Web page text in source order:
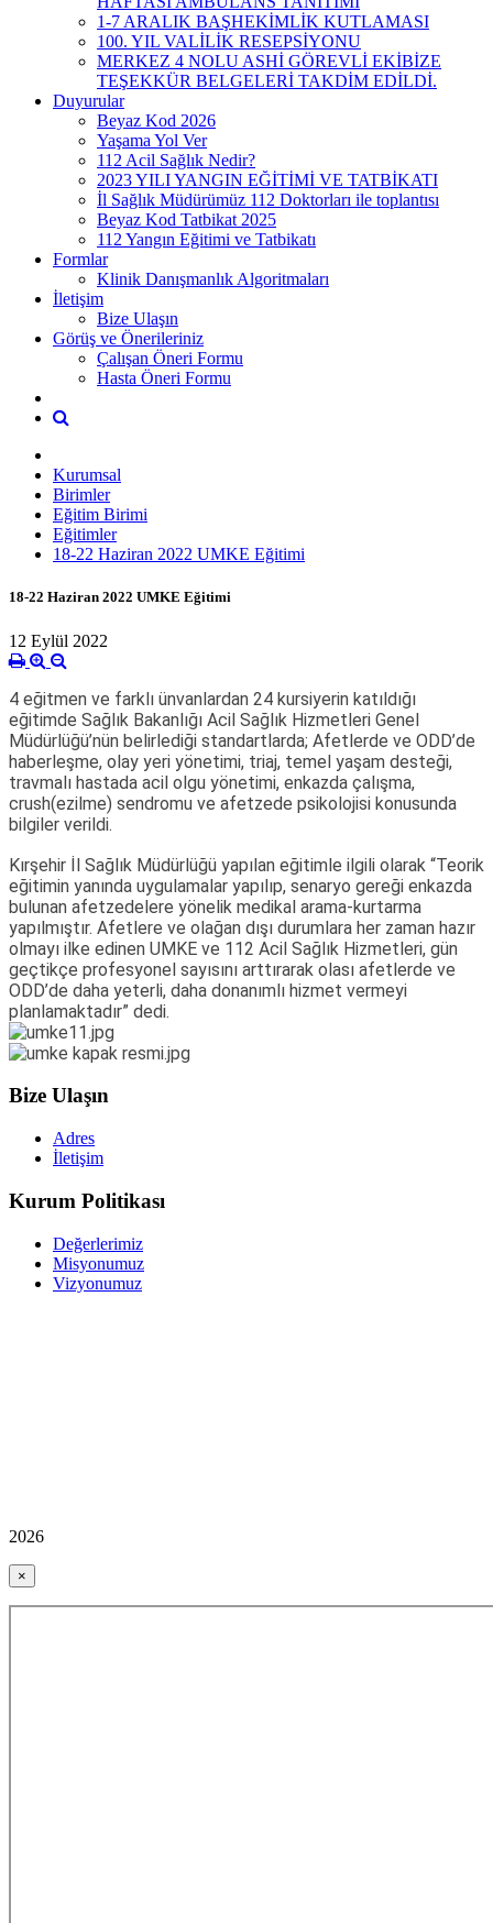
1-7 ARALIK BAŞHEKİMLİK KUTLAMASI
100. YIL VALİLİK RESEPSİYONU
MERKEZ 4 NOLU ASHİ GÖREVLİ EKİBİZE
TEŞEKKÜR BELGELERİ TAKDİM EDİLDİ.
Duyurular
Beyaz Kod 2026
Yaşama Yol Ver
112 Acil Sağlık Nedir?
2023 YILI YANGIN EĞİTİMİ VE TATBİKATI
İl Sağlık Müdürümüz 112 Doktorları ile toplantısı
Beyaz Kod Tatbikat 2025
112 Yangın Eğitimi ve Tatbikatı
Formlar
Klinik Danışmanlık Algoritmaları
İletişim
Bize Ulaşın
Görüş ve Önerileriniz
Çalışan Öneri Formu
Hasta Öneri Formu
Kurumsal
Birimler
Eğitim Birimi
Eğitimler
18-22 Haziran 2022 UMKE Eğitimi
18-22 Haziran 2022 UMKE Eğitimi
12 Eylül 2022
4 eğitmen ve farklı ünvanlardan 24 kursiyerin katıldığı
eğitimde Sağlık Bakanlığı Acil Sağlık Hizmetleri Genel
Müdürlüğü’nün belirlediği standartlarda; Afetlerde ve ODD’de
haberleşme, olay yeri yönetimi, triaj, temel yaşam desteği,
travmalı hastada acil olgu yönetimi, enkazda çalışma,
crush(ezilme) sendromu ve afetzede psikolojisi konusunda
bilgiler verildi.
Kırşehir İl Sağlık Müdürlüğü yapılan eğitimle ilgili olarak “Teorik
eğitimin yanında uygulamalar yapılıp, senaryo gereği enkazda
bulunan afetzedelere yönelik medikal arama-kurtarma
yapılmıştır. Afetlere ve olağan dışı durumlara her zaman hazır
olmayı ilke edinen UMKE ve 112 Acil Sağlık Hizmetleri, gün
geçtikçe profesyonel sayısını arttırarak olası afetlerde ve
ODD’de daha yeterli, daha donanımlı hizmet vermeyi
planlamaktadır” dedi.
Bize Ulaşın
Adres
İletişim
Kurum Politikası
Değerlerimiz
Misyonumuz
Vizyonumuz
2026
×